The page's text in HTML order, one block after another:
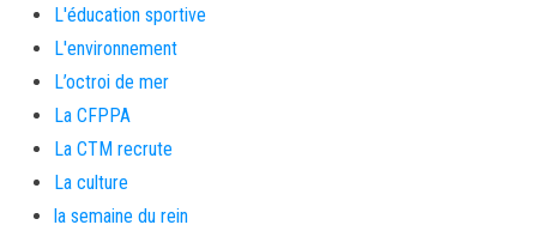
L'éducation sportive
L'environnement
L’octroi de mer
La CFPPA
La CTM recrute
La culture
la semaine du rein